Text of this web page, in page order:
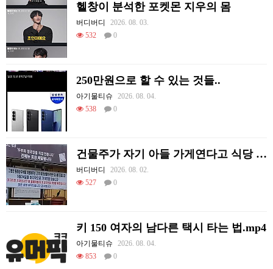
헬창이 분석한 포켓몬 지우의 몸
버디버디
2026. 08. 03.
532
0
250만원으로 할 수 있는 것들..
아기물티슈
2026. 08. 04.
538
0
건물주가 자기 아들 가게연다고 식당 폐업시킴
버디버디
2026. 08. 02.
527
0
키 150 여자의 남다른 택시 타는 법.mp4
아기물티슈
2026. 08. 04.
853
0